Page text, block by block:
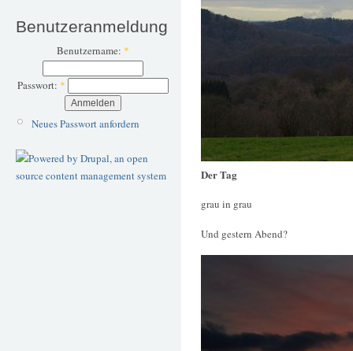
Benutzeranmeldung
Benutzername: *
Passwort: *
Neues Passwort anfordern
Der Tag
grau in grau
Und gestern Abend?